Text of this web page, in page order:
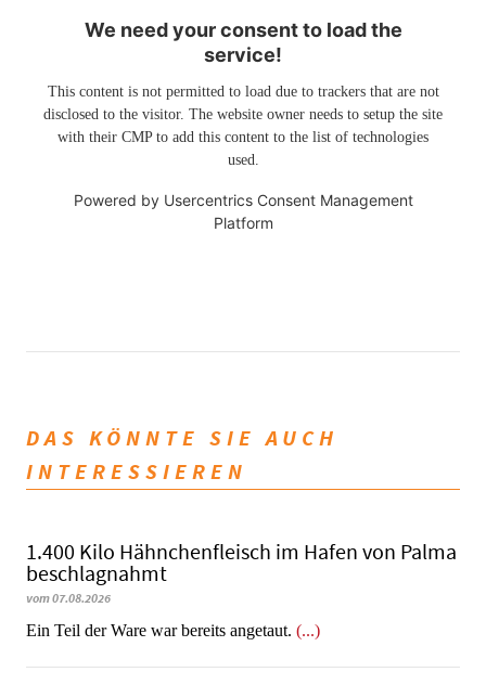
We need your consent to load the
service!
This content is not permitted to load due to trackers that are not
disclosed to the visitor. The website owner needs to setup the site
with their CMP to add this content to the list of technologies
used.
Powered by Usercentrics Consent Management
Platform
DAS KÖNNTE SIE AUCH
INTERESSIEREN
1.400 Kilo Hähnchenfleisch im Hafen von Palma
beschlagnahmt
vom 07.08.2026
​​​​​​​Ein Teil der Ware war bereits angetaut. (...)